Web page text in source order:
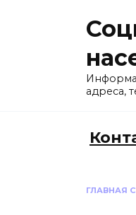
адреса,
ГЛАВНАЯ